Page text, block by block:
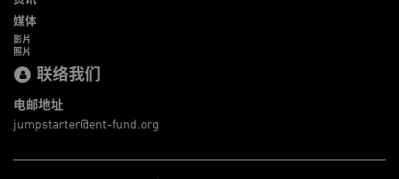
媒体
影片
照片
联络我们
电邮地址
jumpstarter@ent-fund.org